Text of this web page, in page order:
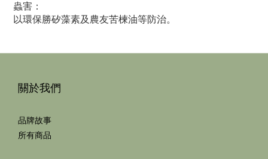
蟲害：
以環保勝矽藻素及農友苦楝油等防治。
關於我們
品牌故事
所有商品